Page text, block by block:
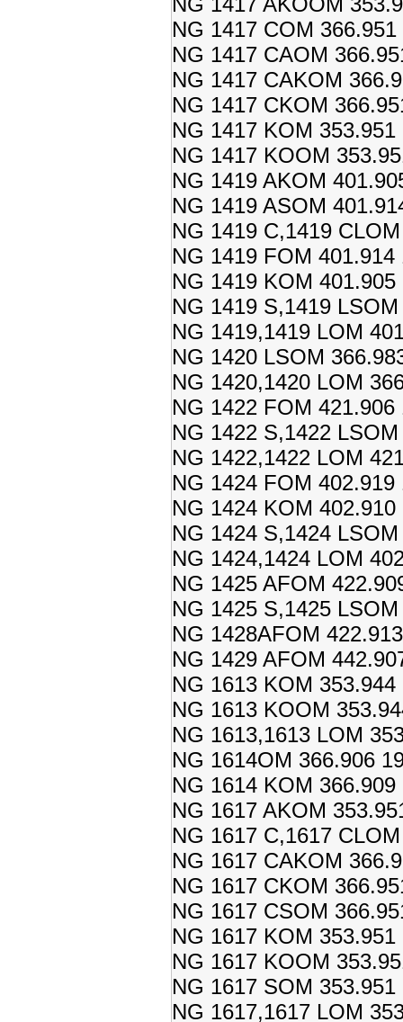
NG 1417 COM
NG 1417 CAOM
NG 1417 CAKOM
NG 1417 CKOM
NG 1417 KOM
NG 1417 KOOM
NG 1419 AKOM
NG 1419 ASOM
NG 1419 C,1419
NG 1419 FOM
NG 1419 KOM
NG 1419 S,1419
NG 1419,1419 LOM
NG 1420 LSOM
NG 1420,1420 LOM
NG 1422 FOM
NG 1422 S,1422
NG 1422,1422 LOM
NG 1424 FOM
NG 1424 KOM
NG 1424 S,1424
NG 1424,1424 LOM
NG 1425 AFOM
NG 1425 S,1425
NG 1428AFOM
NG 1429 AFOM
NG 1613 KOM
NG 1613 KOOM
NG 1613,1613 LOM
NG 1614OM 366.906
NG 1614 KOM
NG 1617 AKOM
NG 1617 C,1617
NG 1617 CAKOM
NG 1617 CKOM
NG 1617 CSOM
NG 1617 KOM
NG 1617 KOOM
NG 1617 SOM
NG 1617,1617 LOM